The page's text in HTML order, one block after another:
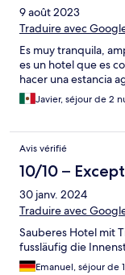
9 août 2023
Traduire avec
Es muy tranquila,
es un hotel que es
hacer una estancia
Javier, séjour de 2
Avis vérifié
10/10 –
30 janv. 2024
Traduire avec
Sauberes Hotel mit
fussläufig die
Emanuel, séjour de